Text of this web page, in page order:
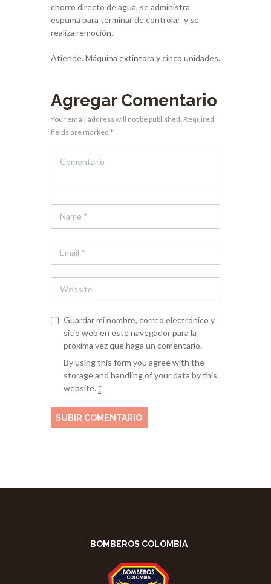
chorro directo de agua, se administra
espuma para terminar de controlar y se
realiza remoción.
Atiende. Máquina extintora y cinco unidades.
Agregar Comentario
Your email address will not be published. Required
fields are marked *
Guardar mi nombre, correo electrónico y
sitio web en este navegador para la
próxima vez que haga un comentario.
By using this form you agree with the
storage and handling of your data by this
website. *
BOMBEROS COLOMBIA